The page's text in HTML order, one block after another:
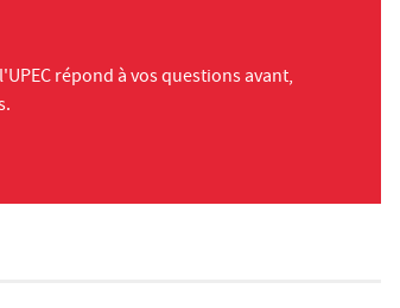
répond à vos questions avant,